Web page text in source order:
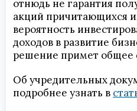
отнюдь не гарантия
акций причитающихся
вероятность
доходов в развитие
решение примет общее
Об учредительных
подробнее узнать в